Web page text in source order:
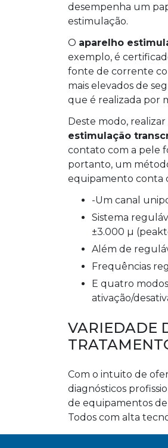
desempenha um
estimulação.
O aparelho
exemplo, é
fonte de corrente
mais elevados de
que é realizada por
Deste modo,
estimulação
contato com a pele
portanto, um
equipamento conta
-Um canal
Sistema regulável gama de corrente ±4.500 µ, com máxima corrente ajustável resistência
±3.000 µ
Além de
Frequências
E quatro modos padrão: single (estimulação contínua), pulse (estimulação cíclica
ativação/
VARIEDADE
Com o intuito de
diagnósticos
de equipamentos
Todos com alta